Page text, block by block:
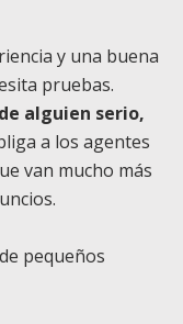
y una buena
pruebas.
alguien serio,
a los agentes
van mucho más
pequeños